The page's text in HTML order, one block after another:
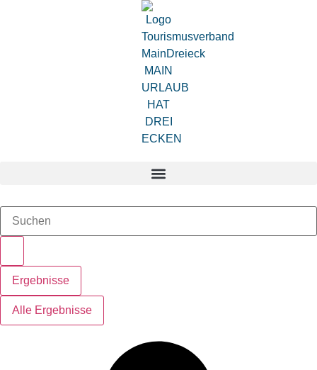
Search
Ergebnisse
Alle Ergebnisse